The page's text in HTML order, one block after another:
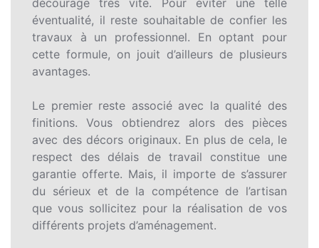
décourage très vite. Pour éviter une telle
éventualité, il reste souhaitable de confier les
travaux à un professionnel. En optant pour
cette formule, on jouit d’ailleurs de plusieurs
avantages.
Le premier reste associé avec la qualité des
finitions. Vous obtiendrez alors des pièces
avec des décors originaux. En plus de cela, le
respect des délais de travail constitue une
garantie offerte. Mais, il importe de s’assurer
du sérieux et de la compétence de l’artisan
que vous sollicitez pour la réalisation de vos
différents projets d’aménagement.